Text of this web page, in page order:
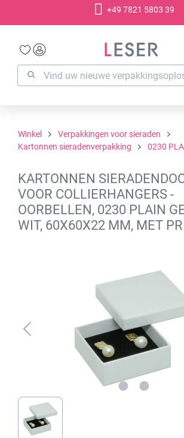
+49 7821 5803 39
Winkel
Verpakkingen voor sieraden
Kartonnen sieradenverpakking
0230
KARTONNEN
VOOR COLLIERHANGERS -
OORBELLEN, 0230 PLAIN
WIT, 60X60X22 MM, MET